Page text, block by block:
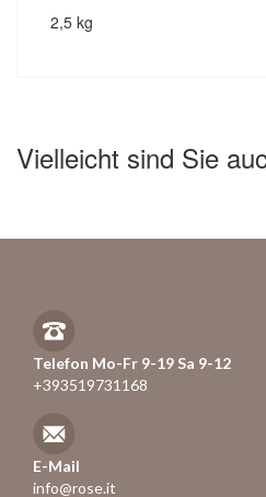
2,5 kg
Vielleicht sind Sie
Telefon Mo-Fr 9-19 Sa 9-12
+393519731168
E-Mail
info@rose.it